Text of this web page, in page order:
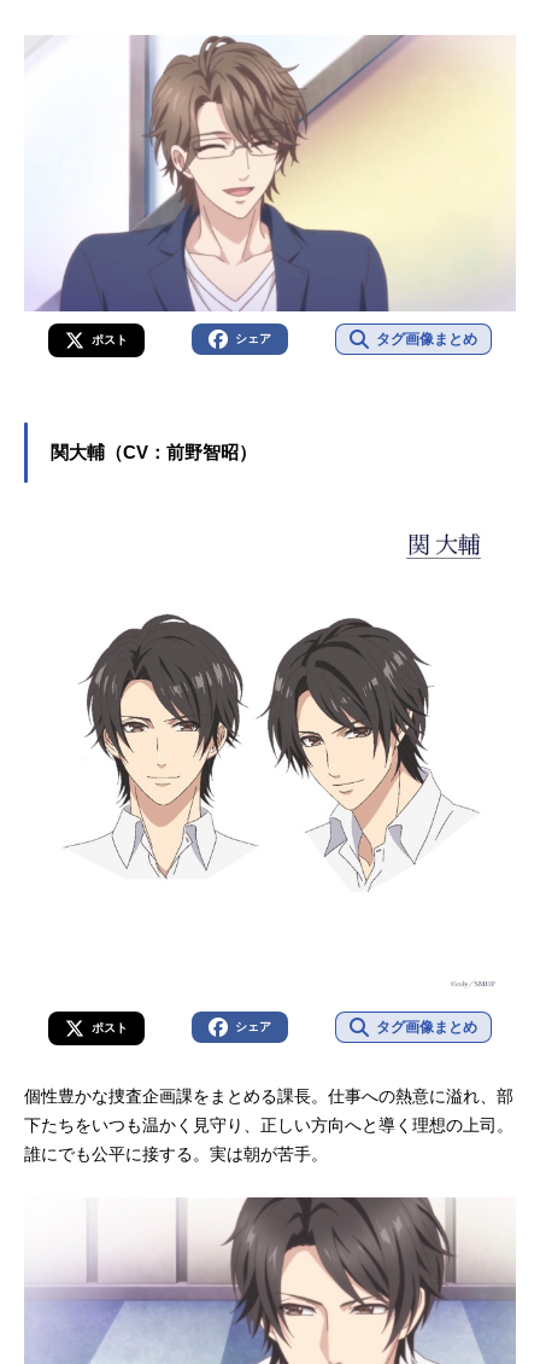
ポスト シェア タグ画像まとめ
関大輔（CV：前野智昭）
ポスト シェア タグ画像まとめ
個性豊かな捜査企画課をまとめる課長。仕事への熱意に溢れ、部
下たちをいつも温かく見守り、正しい方向へと導く理想の上司。
誰にでも公平に接する。実は朝が苦手。